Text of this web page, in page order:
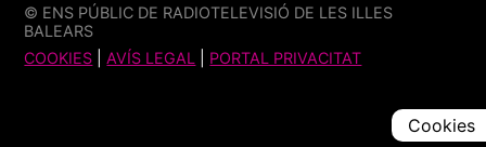
© ENS PÚBLIC DE RADIOTELEVISIÓ DE LES ILLES
BALEARS
COOKIES |AVÍS LEGAL PORTAL PRIVACITAT
Cookies